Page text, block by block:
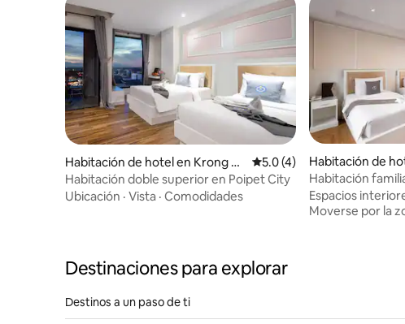
Habitación de hotel en Krong Po
i Pet
Calificación promedio: 5.0
5.0 (4)
Habitación doble superior en Poipet City
Ubicación · Vista · Comodidades
Habitación de
oi Pet
Habitación
la azotea
Espacios
Moverse por la
Destinaciones para explorar
Destinos a un paso de ti